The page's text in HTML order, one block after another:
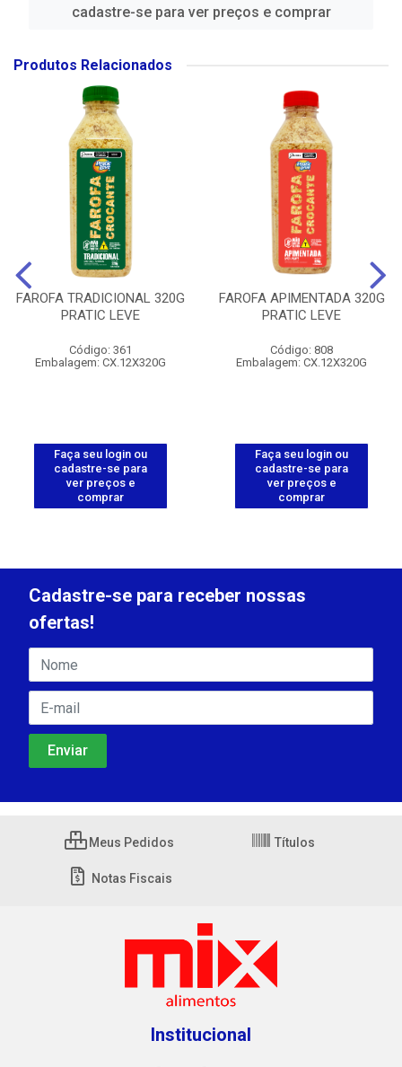
cadastre-se para ver preços e comprar
Produtos Relacionados
FAROFA TRADICIONAL 320G
PRATIC LEVE
Código: 361
Embalagem: CX.12X320G
Faça seu login ou
cadastre-se para
ver preços e
comprar
FAROFA APIMENTADA 320G
PRATIC LEVE
Código: 808
Embalagem: CX.12X320G
Faça seu login ou
cadastre-se para
ver preços e
comprar
Cadastre-se para receber nossas
ofertas!
Meus Pedidos Títulos
Notas Fiscais
Institucional